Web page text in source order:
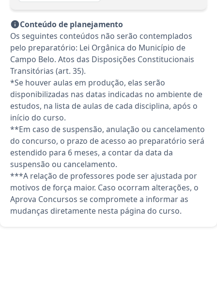
Conteúdo de planejamento
Os seguintes conteúdos não serão contemplados
pelo preparatório: Lei Orgânica do Município de
Campo Belo. Atos das Disposições Constitucionais
Transitórias (art. 35).
*Se houver aulas em produção, elas serão
disponibilizadas nas datas indicadas no ambiente de
estudos, na lista de aulas de cada disciplina, após o
início do curso.
**Em caso de suspensão, anulação ou cancelamento
do concurso, o prazo de acesso ao preparatório será
estendido para 6 meses, a contar da data da
suspensão ou cancelamento.
***A relação de professores pode ser ajustada por
motivos de força maior. Caso ocorram alterações, o
Aprova Concursos se compromete a informar as
mudanças diretamente nesta página do curso.